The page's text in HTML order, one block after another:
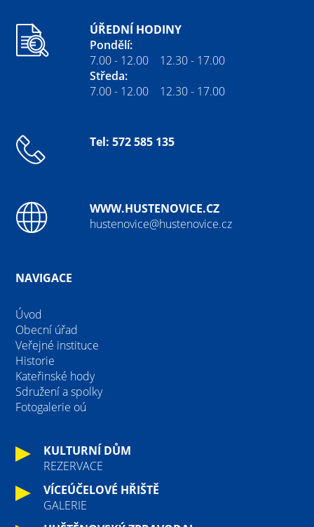
ÚŘEDNÍ HODINY
Pondělí:
7.00 - 12.00 12.30 - 17.00
Středa:
7.00 - 12.00 12.30 - 17.00
Tel: 572 585 135
WWW.HUSTENOVICE.CZ
hustenovice@hustenovice.cz
NAVIGACE
Úvod
Obecní úřad
Veřejné instituce
Historie
Kateřinské hody
Sdružení a spolky
Fotogalerie oú
KULTURNÍ DŮM
REZERVACE
VÍCEÚČELOVÉ HŘIŠTĚ
GALERIE